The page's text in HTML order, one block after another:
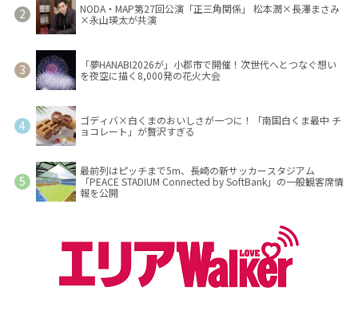
NODA・MAP第27回公演「正三角関係」 松本潤×長澤まさみ
×永山瑛太が共演
「夢HANABI2026が」小郡市で開催！次世代へとつなぐ想い
を夜空に描く8,000発の花火大会
ゴディバ×白くまのおいしさが一つに！「南国白くま最中 チ
ョコレート」が贅沢すぎる
最前列はピッチまで5m、長崎の新サッカースタジアム
「PEACE STADIUM Connected by SoftBank」の一般観客席情
報を公開